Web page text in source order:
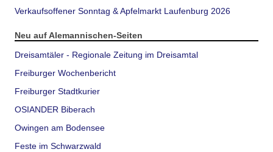
Verkaufsoffener Sonntag & Apfelmarkt Laufenburg 2026
Neu auf Alemannischen-Seiten
Dreisamtäler - Regionale Zeitung im Dreisamtal
Freiburger Wochenbericht
Freiburger Stadtkurier
OSIANDER Biberach
Owingen am Bodensee
Feste im Schwarzwald